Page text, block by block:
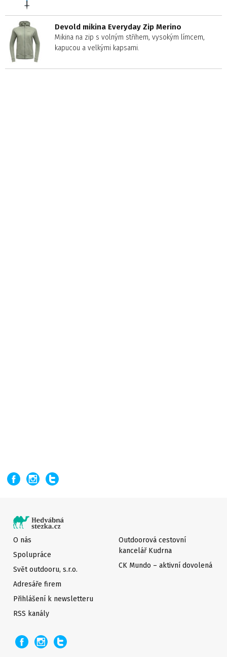
Devold mikina Everyday Zip Merino
Mikina na zip s volným střihem, vysokým límcem,
kapucou a velkými kapsami.
O nás
Spolupráce
Svět outdooru, s.r.o.
Adresáře firem
Přihlášení k newsletteru
Outdoorová cestovní
kancelář Kudrna
CK Mundo – aktivní dovolená
RSS kanály